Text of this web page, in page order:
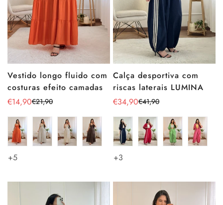
Vestido longo fluido com
costuras efeito camadas
Preço
de
venda
€14,90
Preço
regular
€21,90
+5
Calça desportiva com
riscas laterais LUMINA
Preço
de
venda
€34,90
Preço
regular
€41,90
+3